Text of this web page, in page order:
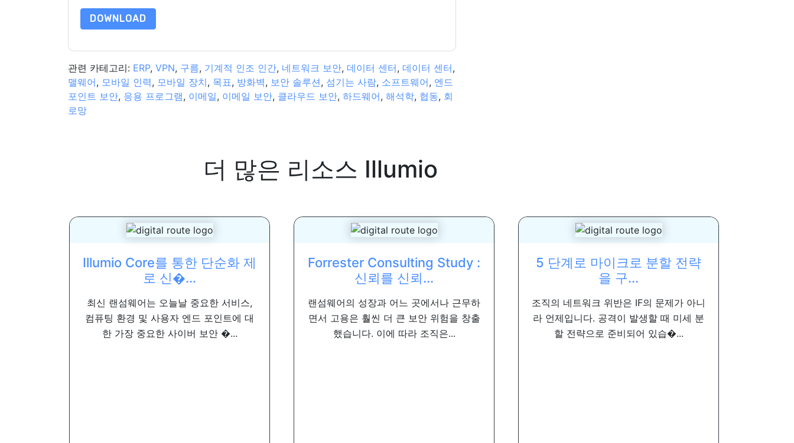
DOWNLOAD
관련 카테고리: ERP, VPN, 구름, 기계적 인조 인간, 네트워크 보안, 데이터 센터, 데이터 센터,
맬웨어, 모바일 인력, 모바일 장치, 목표, 방화벽, 보안 솔루션, 섬기는 사람, 소프트웨어, 엔드
포인트 보안, 응용 프로그램, 이메일, 이메일 보안, 클라우드 보안, 하드웨어, 해석학, 협동, 회
로망
더 많은 리소스 Illumio
Illumio Core를 통한 단순화 제
로 신�...
최신 랜섬웨어는 오늘날 중요한 서비스,
컴퓨팅 환경 및 사용자 엔드 포인트에 대
한 가장 중요한 사이버 보안 �...
Forrester Consulting Study :
신뢰를 신뢰...
랜섬웨어의 성장과 어느 곳에서나 근무하
면서 고용은 훨씬 더 큰 보안 위험을 창출
했습니다. 이에 따라 조직은...
5 단계로 마이크로 분할 전략
을 구...
조직의 네트워크 위반은 IF의 문제가 아니
라 언제입니다. 공격이 발생할 때 미세 분
할 전략으로 준비되어 있습�...